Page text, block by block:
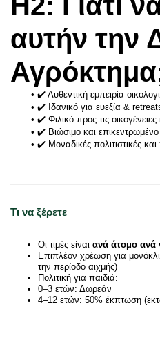
αυτήν την
✔️ Αυθεντική εμπειρία
✔️ Ιδανικό για ευεξία &
✔️ Φιλικό προς τις οικογένειες
✔️ Βιώσιμο και
✔️ Μοναδικές πολιτιστικές και
Τι να ξέρετε
Οι τιμές είναι ανά άτομο ανά
Επιπλέον χρέωση για
την περίοδο αιχμής)
Πολιτική για παιδιά:
0–3 ετών: Δωρεάν
4–12 ετών: 50% έκπτωση